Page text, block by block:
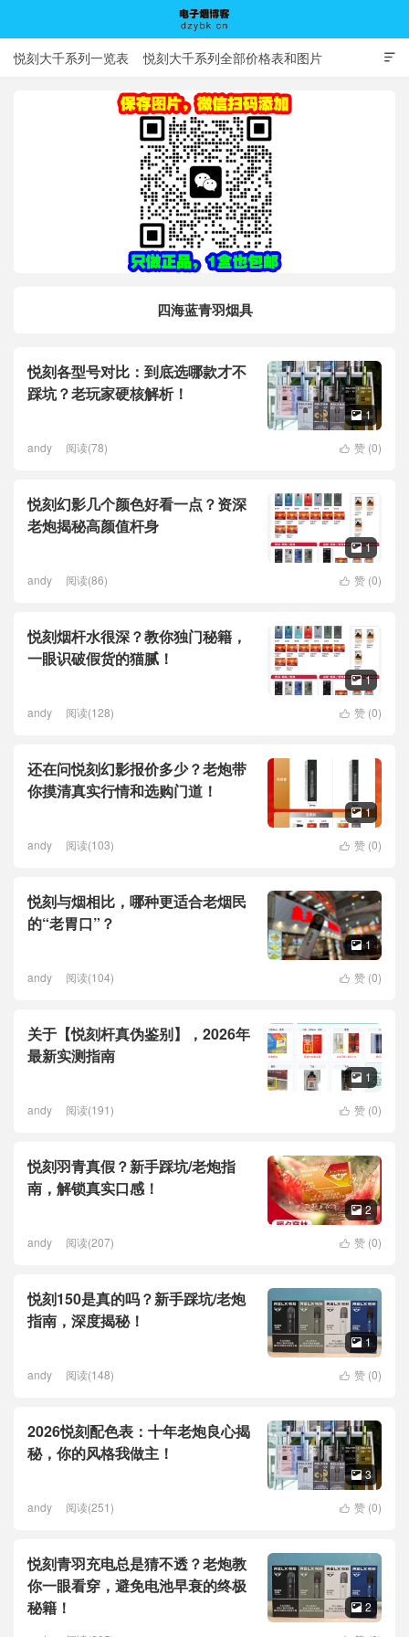
电子烟博客

悦刻大千系列一览表 悦刻大千系列全部价格表和图片
四海蓝青羽烟具
悦刻各型号对比：到底选哪款才不
踩坑？老玩家硬核解析！
 1
 赞 (0)
andy 阅读(78)
悦刻幻影几个颜色好看一点？资深
老炮揭秘高颜值杆身
 1
 赞 (0)
andy 阅读(86)
悦刻烟杆水很深？教你独门秘籍，
一眼识破假货的猫腻！
 1
 赞 (0)
andy 阅读(128)
还在问悦刻幻影报价多少？老炮带
你摸清真实行情和选购门道！
 1
 赞 (0)
andy 阅读(103)
悦刻与烟相比，哪种更适合老烟民
的“老胃口”？
 1
 赞 (0)
andy 阅读(104)
关于【悦刻杆真伪鉴别】，2026年
最新实测指南
 1
 赞 (0)
andy 阅读(191)
悦刻羽青真假？新手踩坑/老炮指
南，解锁真实口感！
 2
 赞 (0)
andy 阅读(207)
悦刻150是真的吗？新手踩坑/老炮
指南，深度揭秘！
 1
 赞 (0)
andy 阅读(148)
2026悦刻配色表：十年老炮良心揭
秘，你的风格我做主！
 3
 赞 (0)
andy 阅读(251)
悦刻青羽充电总是猜不透？老炮教
你一眼看穿，避免电池早衰的终极
秘籍！
 2